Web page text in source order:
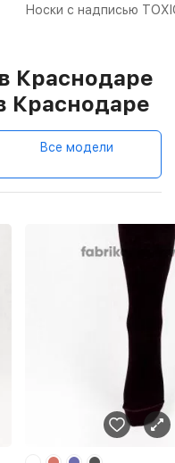
Носки с надписью
Краснодаре
Краснодаре
Все модели